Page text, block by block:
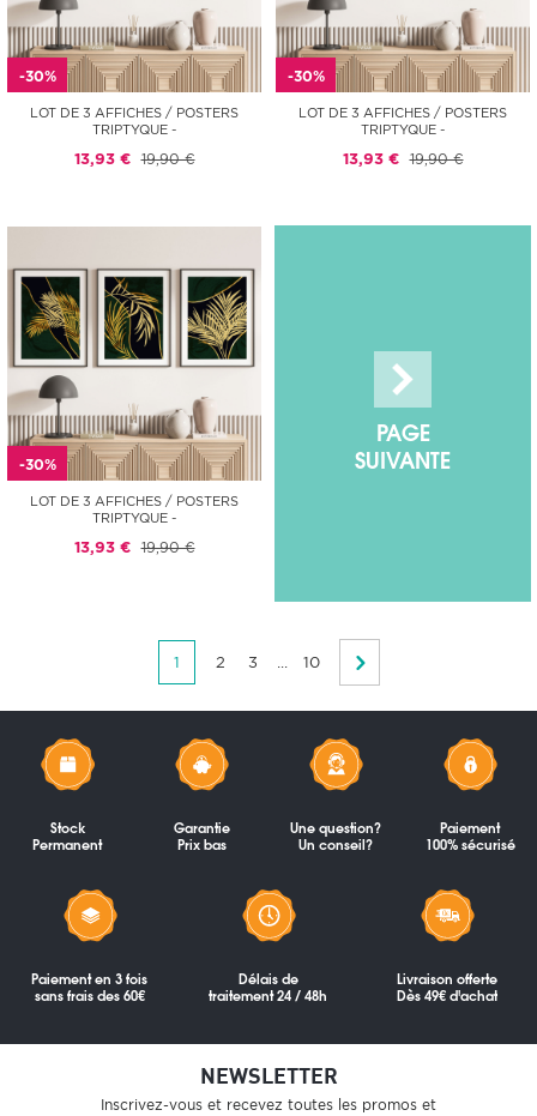
-30%
LOT DE 3 AFFICHES / POSTERS
TRIPTYQUE -
13,93 € 19,90 €
-30%
LOT DE 3 AFFICHES / POSTERS
TRIPTYQUE -
13,93 € 19,90 €
-30%
LOT DE 3 AFFICHES / POSTERS
TRIPTYQUE -
13,93 € 19,90 €
PAGE
SUIVANTE
1 2 3 ... 10
Stock
Permanent
Garantie
Prix bas
Une question?
Un conseil?
Paiement
100% sécurisé
Paiement en 3 fois
sans frais des 60€
Délais de
traitement 24 / 48h
Livraison offerte
Dès 49€ d'achat
NEWSLETTER
Inscrivez-vous et recevez toutes les promos et